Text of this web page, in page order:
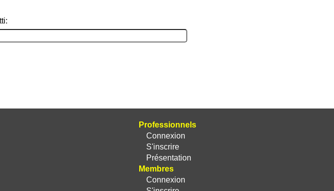
Professionnels
Connexion
S'inscrire
Présentation
Membres
Connexion